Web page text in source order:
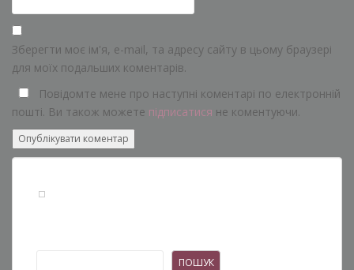
Зберегти моє ім'я, e-mail, та адресу сайту в цьому браузері
для моїх подальших коментарів.
Повідомте мене про наступні коментарі по електронній
пошті. Ви також можете підписатися не коментуючи.
ПОШУК